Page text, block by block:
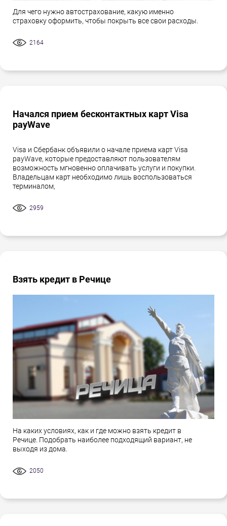
Для чего нужно автострахование, какую именно
страховку оформить, чтобы покрыть все свои расходы.
2164
Начался прием бесконтактных карт Visa
payWave
Visa и Сбербанк объявили о начале приема карт Visa
payWave, которые предоставляют пользователям
возможность мгновенно оплачивать услуги и покупки.
Владельцам карт необходимо лишь воспользоваться
терминалом,
2959
Взять кредит в Речице
На каких условиях, как и где можно взять кредит в
Речице. Подобрать наиболее подходящий вариант, не
выходя из дома.
2050